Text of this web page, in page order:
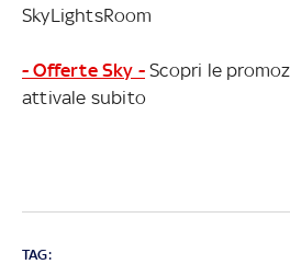
SkyLightsRoom
- Offerte Sky - Scopri le
attivale subito
TAG: